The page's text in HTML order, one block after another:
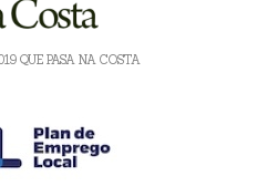
QUE PASA NA COSTA